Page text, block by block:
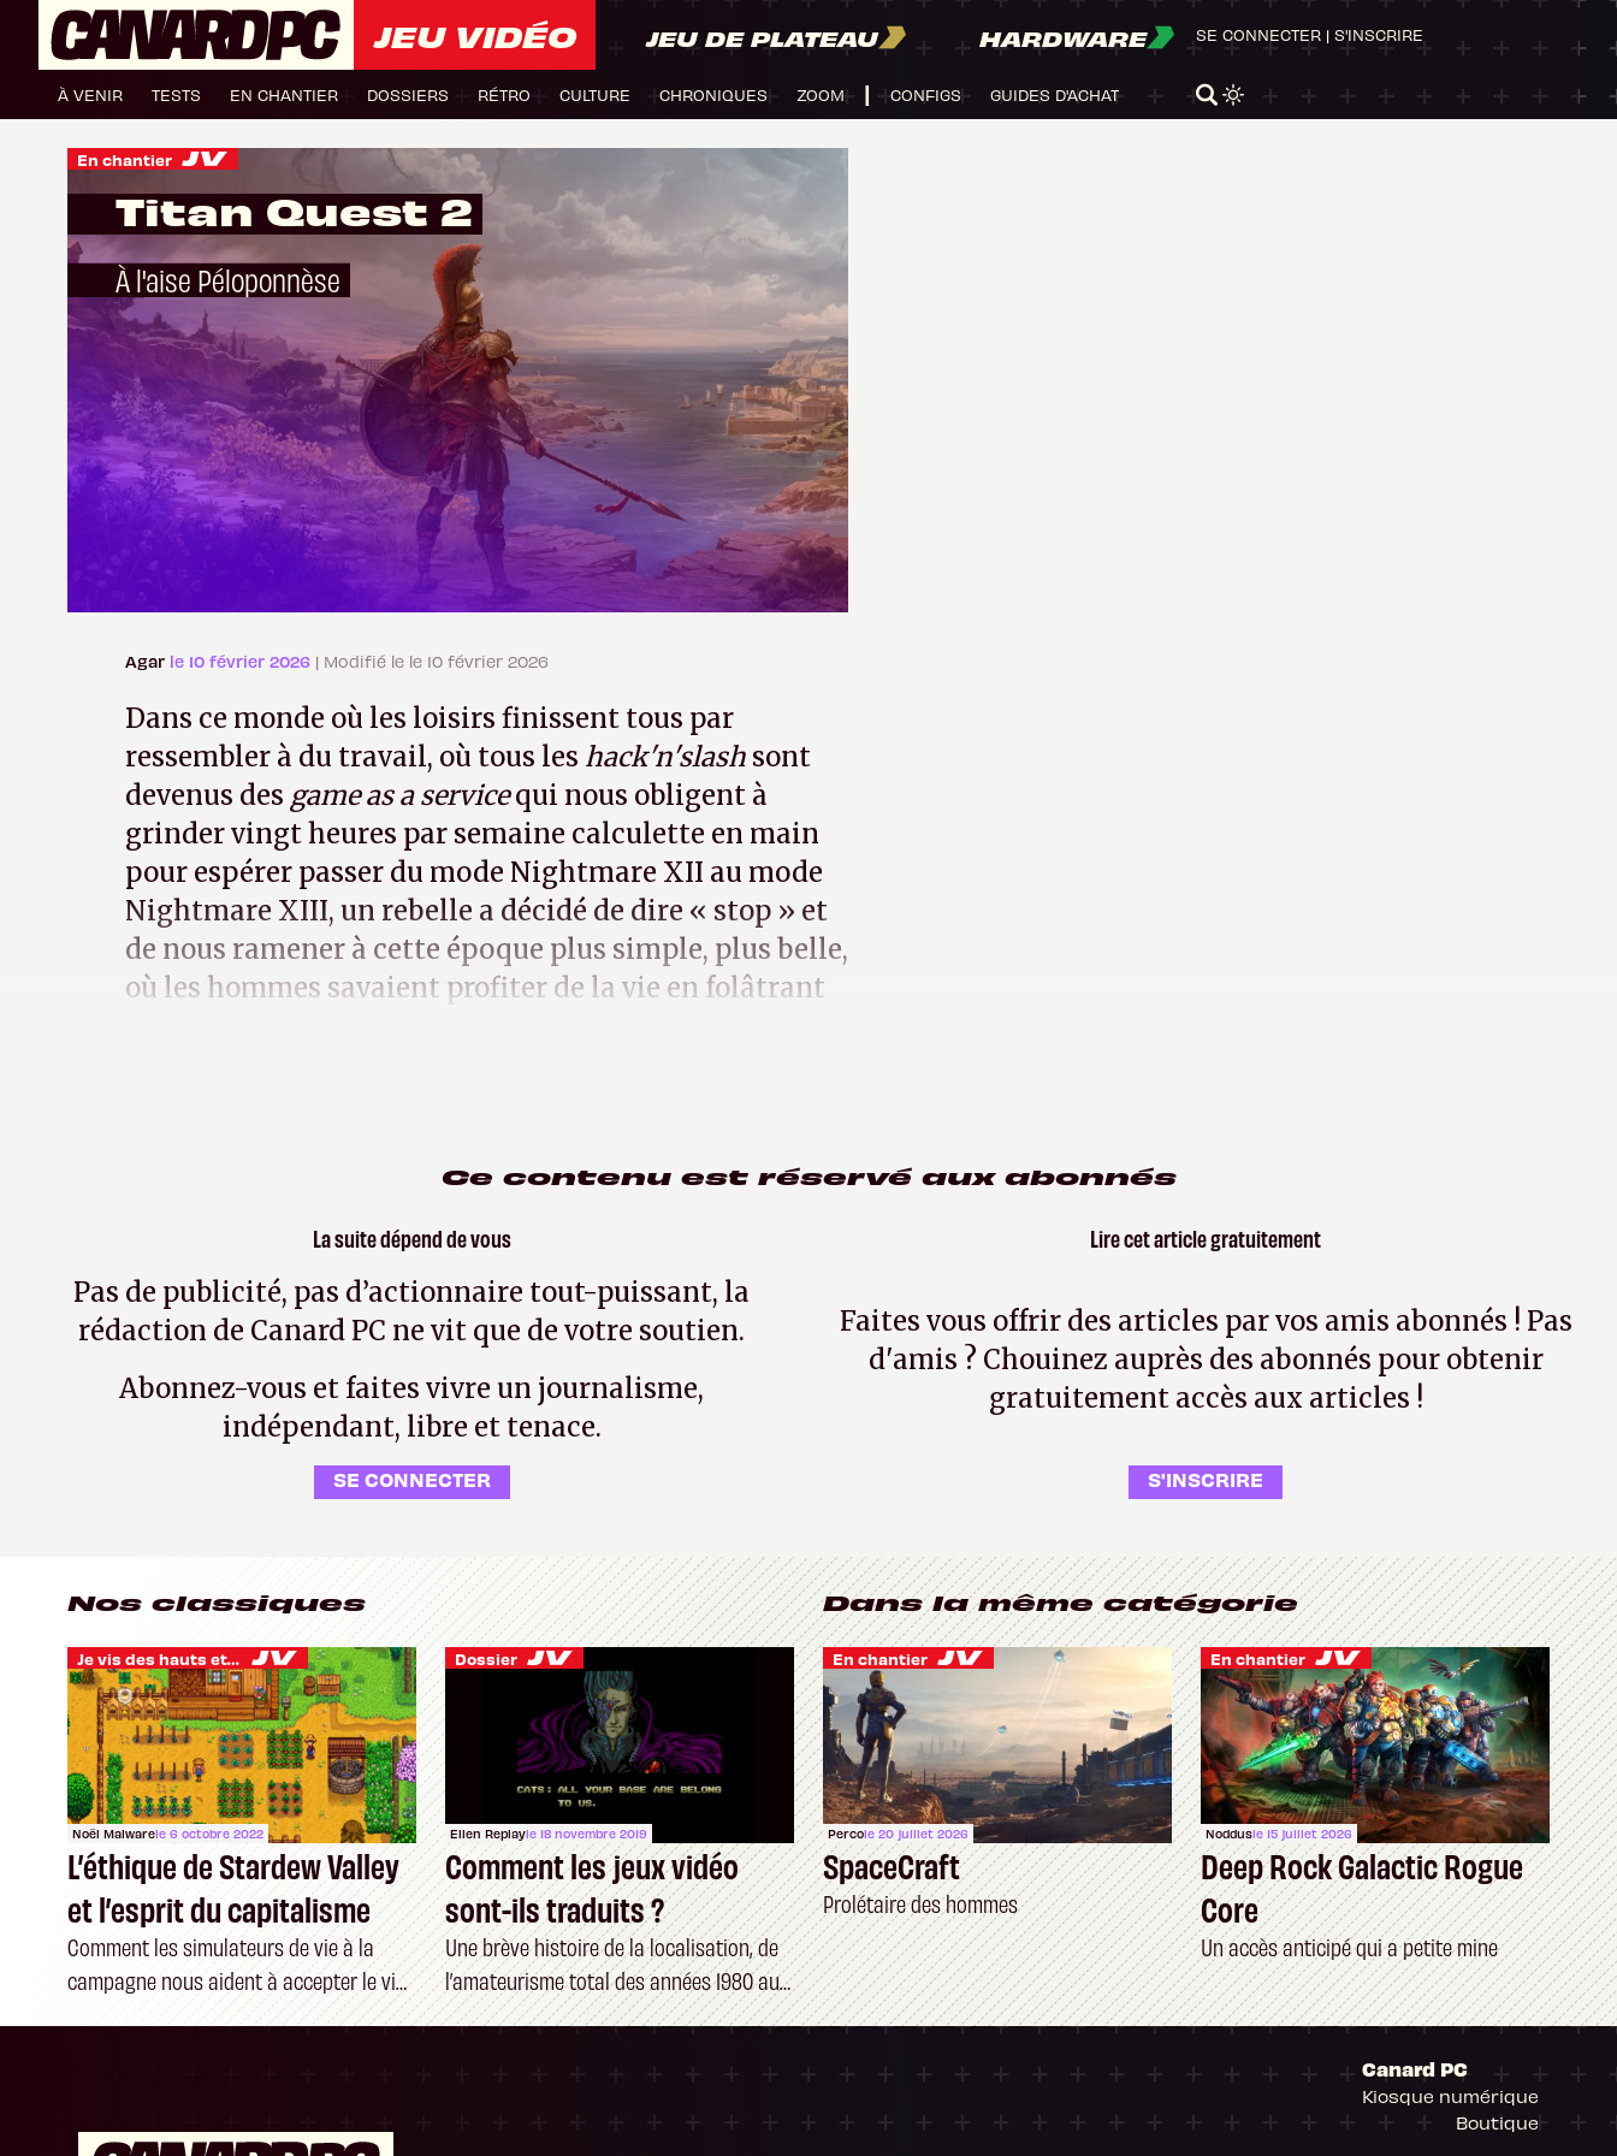
JEU VIDÉO JEU DE PLATEAU HARDWARE
À VENIR TESTS EN CHANTIER DOSSIERS RÉTRO CULTURE CHRONIQUES ZOOM CONFIGS GUIDES D'ACHAT
SE CONNECTER | S'INSCRIRE
En chantier
Titan Quest 2
À l'aise Péloponnèse
Agar le 10 février 2026 | Modifié le le 10 février 2026
Dans ce monde où les loisirs finissent tous par
ressembler à du travail, où tous les hack'n'slash sont
devenus des game as a servicequi nous obligent à
grinder vingt heures par semaine calculette en main
pour espérer passer du mode Nightmare XII au mode
Nightmare XIII, un rebelle a décidé de dire « stop » et
de nous ramener à cette époque plus simple, plus belle,
où les hommes savaient profiter de la vie en folâtrant
Ce contenu est réservé aux abonnés
La suite dépend de vous
Pas de publicité, pas d’actionnaire tout-puissant, la
rédaction de Canard PC ne vit que de votre soutien.
Abonnez-vous et faites vivre un journalisme,
indépendant, libre et tenace.
SE CONNECTER
Lire cet article gratuitement
Faites vous offrir des articles par vos amis abonnés ! Pas
d'amis ? Chouinez auprès des abonnés pour obtenir
gratuitement accès aux articles !
S'INSCRIRE
Nos classiques
Je vis des hauts et des bas
Noël Malwarele 6 octobre 2022
L’éthique de Stardew Valley
et l’esprit du capitalisme
Comment les simulateurs de vie à la
campagne nous aident à accepter le vide
Dossier
Ellen Replayle 18 novembre 2019
Comment les jeux vidéo
sont-ils traduits ?
Une brève histoire de la localisation, de
l’amateurisme total des années 1980 aux
sorties mondiales d’aujourd’hui
Dans la même catégorie
En chantier
Percole 20 juillet 2026
SpaceCraft
Prolétaire des hommes
En chantier
Noddusle 15 juillet 2026
Deep Rock Galactic Rogue
Core
Un accès anticipé qui a petite mine
Canard PC
Kiosque numérique
Boutique